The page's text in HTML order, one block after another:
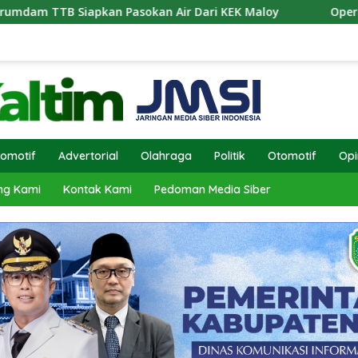
Pasokan Air Dari KEK Maloy Operasi Antik Mahakam
Advertorial Olahraga Politik Otomotif
Kami Kontak Kami Pedoman Media Siber